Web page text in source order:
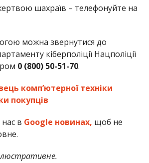
шахраїв – телефонуйте на
можна звернутися до
кіберполіції Нацполіції
0 (800) 50-51-70.
комп’ютерної техніки
покупців
в Google новинах, щоб не